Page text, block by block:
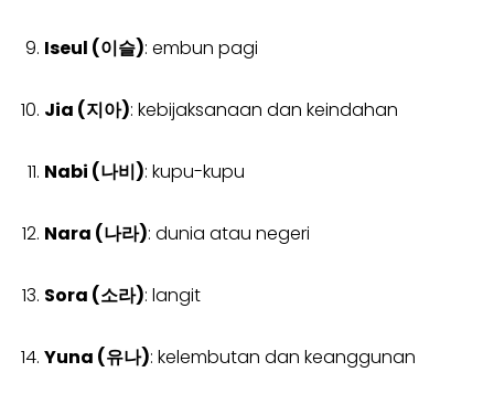
Iseul (이슬): embun pagi
Jia (지아): kebijaksanaan dan keindahan
Nabi (나비): kupu-kupu
Nara (나라): dunia atau negeri
Sora (소라): langit
Yuna (유나): kelembutan dan keanggunan